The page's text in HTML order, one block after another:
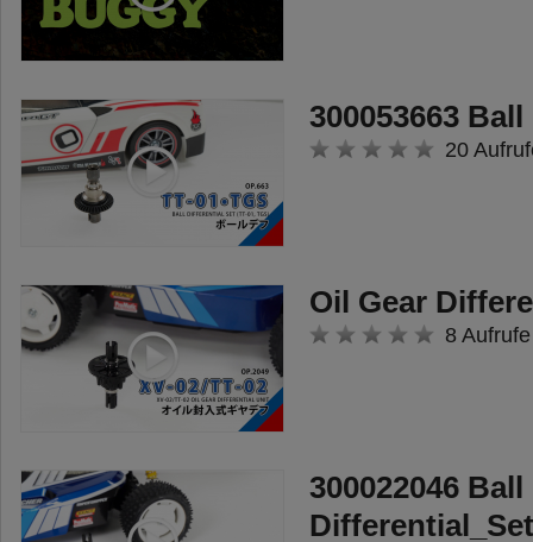
der beiden hinteren Achsen
- Beide Doppelachsen vorne
werden angelenkt über ein
Lenkservo. Die Achsen lenken in
leicht unterschiedlichen Winkeln
ein für ein vorbildgetreues
- vorbildgetreue ABS
Karosserienachbildung des Arocs
4151, inklusive Handläufe,
Trittstufen, Seitenspiegel u.v.m.
- Neue Kippmulde mit einem
Metall-Hilfsrahmen. Die
Kippmulde kann über die separat
300053663
20
Oil Gear
8 Aufrufe
300022046 Ball
Differential_Set